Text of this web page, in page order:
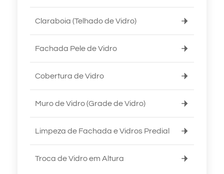
Claraboia (Telhado de Vidro)
Fachada Pele de Vidro
Cobertura de Vidro
Muro de Vidro (Grade de Vidro)
Limpeza de Fachada e Vidros Predial
Troca de Vidro em Altura